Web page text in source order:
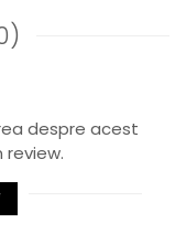
despre acest